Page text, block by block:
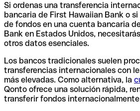
Si ordenas una transferencia
bancaria de First Hawaiian Bank o
de fondos en una cuenta bancaria
Bank en Estados Unidos,
otros datos esenciales.
Los bancos tradicionales suelen
transferencias internacionales con
más elevadas. Como alternativa, la
Qonto ofrece una solución rápida,
transferir fondos